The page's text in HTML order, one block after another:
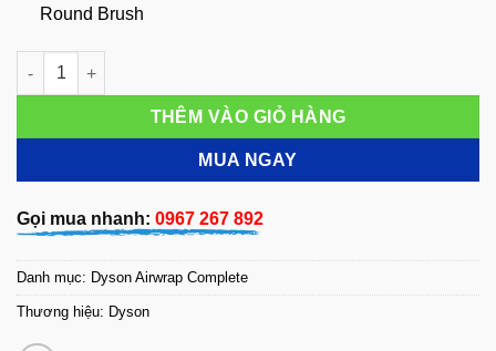
Round Brush
Lược chải tròn nhỏ tạo độ phồng Dyson Airwrap Small Round
THÊM VÀO GIỎ HÀNG
MUA NGAY
Gọi mua nhanh: 0967 267 892
Danh mục: Dyson Airwrap Complete
Thương hiệu: Dyson